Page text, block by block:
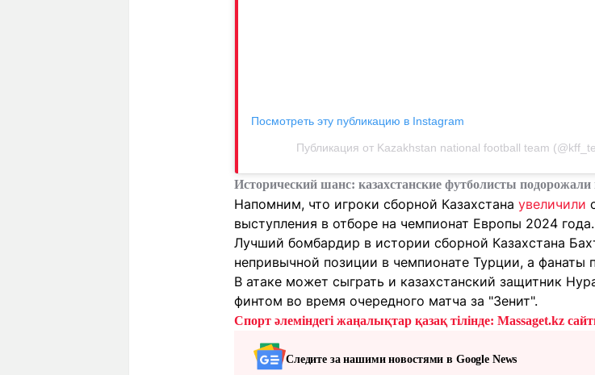
Посмотреть эту публикацию в Instagram
Публикация от Kazakhstan national football team
Исторический шанс: казахстанские футболисты
Напомним, что игроки сборной Казахстана увеличили
выступления в отборе на чемпионат Европы 2024 года.
Лучший бомбардир в истории сборной Казахстана
непривычной позиции в чемпионате Турции, а фанаты
В атаке может сыграть и казахстанский защитник
финтом во время очередного матча за "Зенит".
Спорт әлеміндегі жаңалықтар қазақ тілінде: Massaget.kz
Следите за нашими новостями в Google News